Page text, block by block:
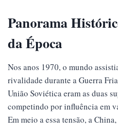
Panorama
da Época
Nos anos 1970, o mundo
rivalidade durante a Guerra
União Soviética eram as duas
competindo por influência em
Em meio a essa tensão, a